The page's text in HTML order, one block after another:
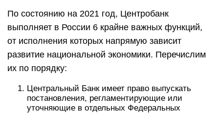
По состоянию на 2021 год, Центробанк
выполняет в России 6 крайне важных функций,
от исполнения которых напрямую зависит
развитие национальной экономики. Перечислим
их по порядку:
Центральный Банк имеет право выпускать
постановления, регламентирующие или
уточняющие в отдельных Федеральных